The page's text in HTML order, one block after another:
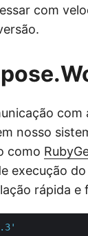
com
com
nosso
como
execução
rápida e